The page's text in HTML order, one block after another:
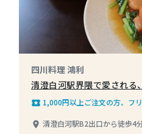
四川料理 鴻利
清澄白河駅界隈で愛される
local_play 1,000円以上ご注文の方、フ
place 清澄白河駅B2出口から徒歩4